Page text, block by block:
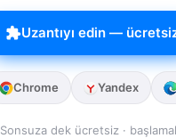
Uzantıyı edin —
Chrome Yandex
Sonsuza dek ücretsiz ·